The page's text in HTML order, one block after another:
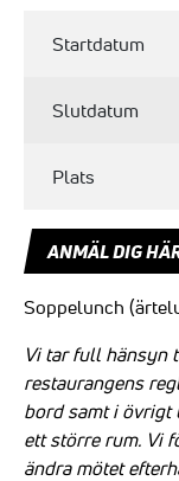
Startdatum
Slutdatum
Plats
ANMÄL DIG
Soppelunch
Vi tar full hänsyn
restaurangens
bord samt i övrigt
ett större rum. Vi
ändra mötet